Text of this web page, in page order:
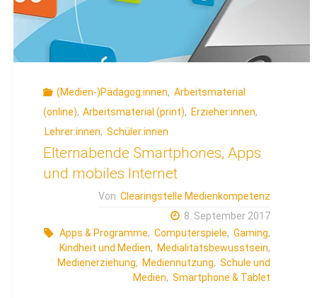
(Medien-)Pädagog:innen, Arbeitsmaterial
(online), Arbeitsmaterial (print), Erzieher:innen,
Lehrer:innen, Schüler:innen
Elternabende Smartphones, Apps
und mobiles Internet
Von Clearingstelle Medienkompetenz
8. September 2017
Apps & Programme, Computerspiele, Gaming,
Kindheit und Medien, Medialitätsbewusstsein,
Medienerziehung, Mediennutzung, Schule und
Medien, Smartphone & Tablet